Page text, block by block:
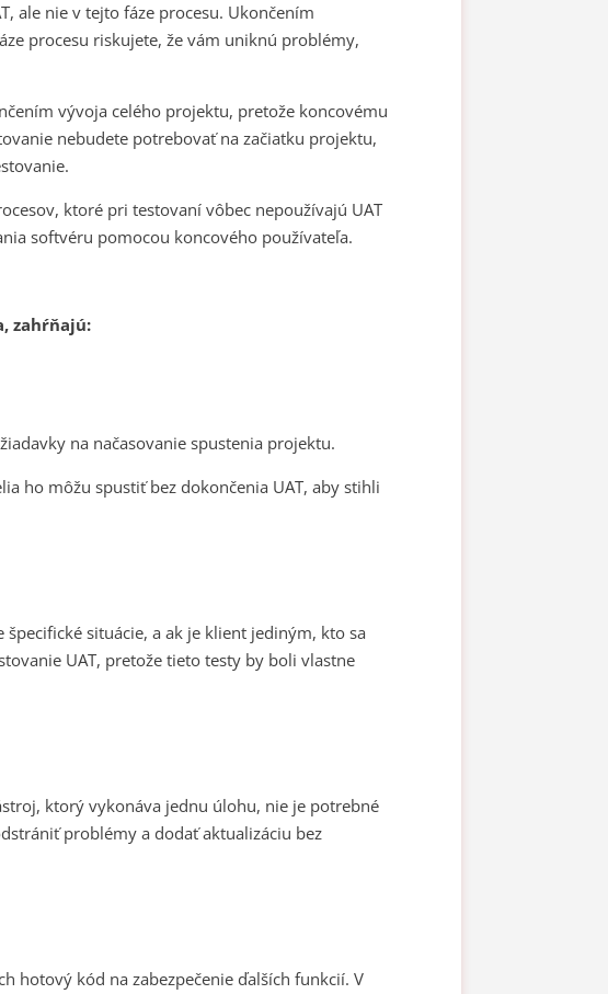
ale nie v tejto fáze procesu. Ukončením
procesu riskujete, že vám uniknú problémy,
vývoja celého projektu, pretože koncovému
nebudete potrebovať na začiatku projektu,
ktoré pri testovaní vôbec nepoužívajú UAT
softvéru pomocou koncového používateľa.
zahŕňajú:
na načasovanie spustenia projektu.
ho môžu spustiť bez dokončenia UAT, aby stihli
situácie, a ak je klient jediným, kto sa
UAT, pretože tieto testy by boli vlastne
ktorý vykonáva jednu úlohu, nie je potrebné
problémy a dodať aktualizáciu bez
hotový kód na zabezpečenie ďalších funkcií. V